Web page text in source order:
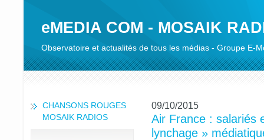
eMEDIA COM - MOSAIK
Observatoire et actualités de tous les médias - Groupe E-
CHANSONS ROUGES
MOSAIK RADIOS
09/10/2015
Air France : salariés
lynchage »